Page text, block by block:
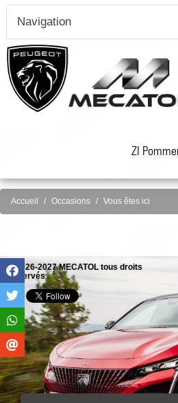
Navigation
ZI
Accueil Occasions Vous êtes ici
©2026-2027 MECATOL tous droits
réservés